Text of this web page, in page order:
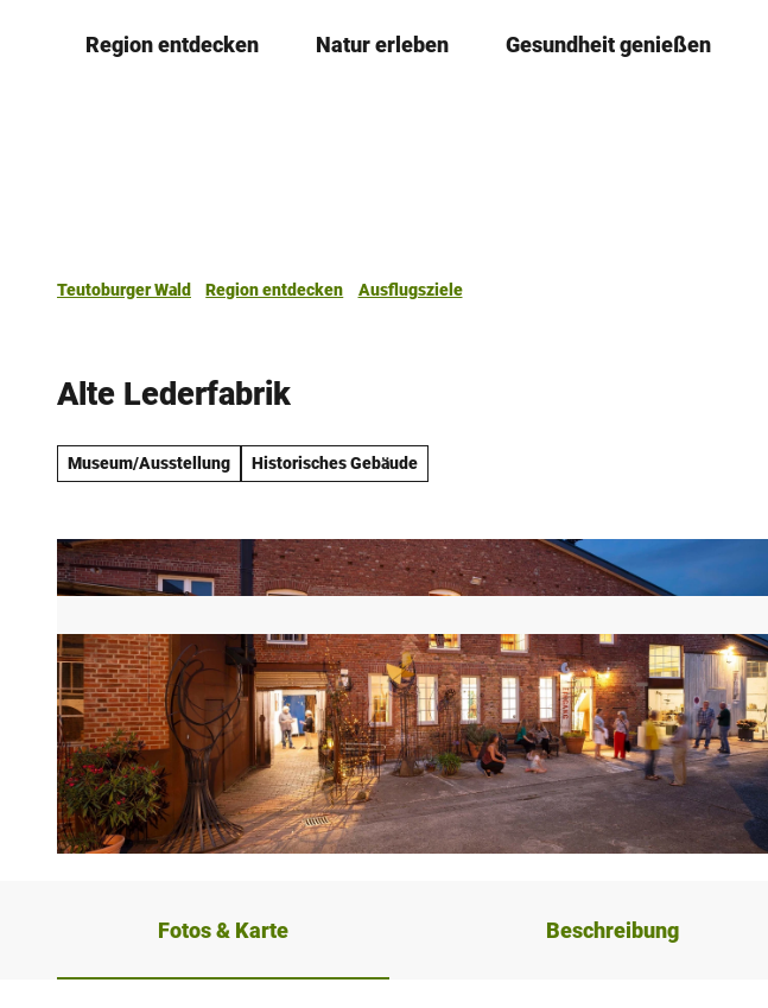
Region entdecken Natur erleben Gesundheit genießen
Teutoburger Wald Region entdecken
Ausflugsziele
Alte Lederfabrik
Museum/Ausstellung Historisches Gebäude
Fotos & Karte Beschreibung